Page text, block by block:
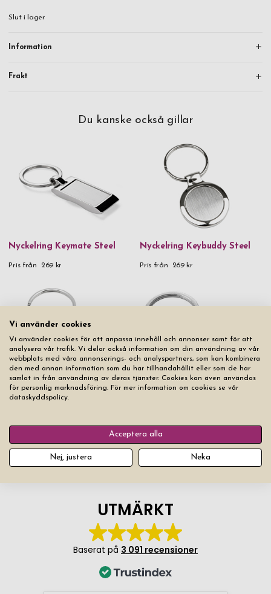
Slut i lager
Information
Frakt
Du kanske också gillar
Nyckelring Keymate Steel
Pris från 269 kr
Nyckelring Keybuddy Steel
Pris från 269 kr
Nyckelring Keyfriend Steel Nyckelring Aurora Steel
Vi använder cookies
Vi använder cookies för att anpassa innehåll och annonser samt för att
analysera vår trafik. Vi delar också information om din användning av vår
webbplats med våra annonserings- och analyspartners, som kan kombinera
den med annan information som du har tillhandahållit eller som de har
samlat in från användning av deras tjänster. Cookies kan även användas
för personlig marknadsföring. För mer information om cookies se vår
dataskyddspolicy.
Acceptera alla
Nej, justera Neka